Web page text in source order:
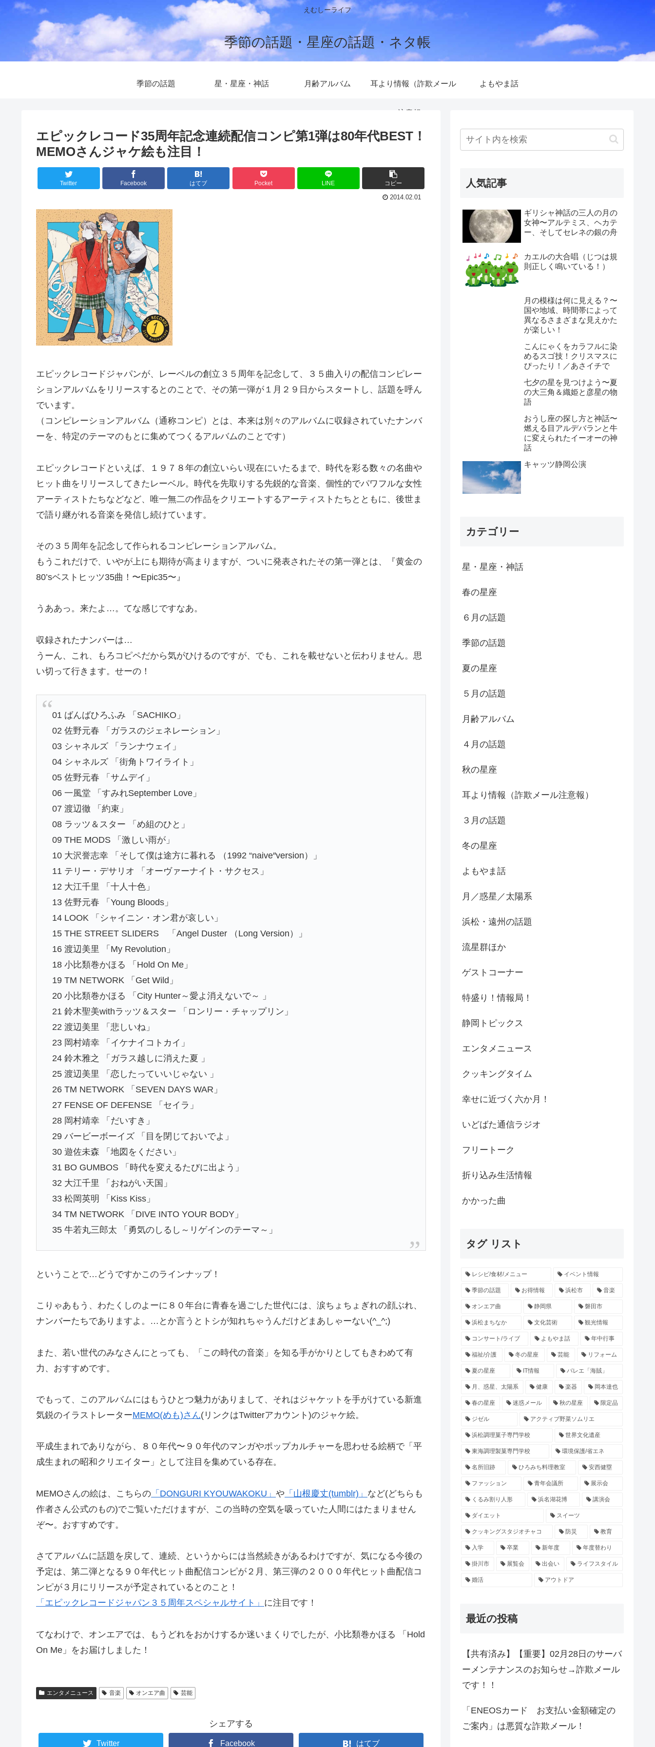
えむしーライフ
季節の話題・星座の話題・ネタ帳
季節の話題 星・星座・神話 月齢アルバム 耳より情報（詐欺メール
注意報）
よもやま話
エピックレコード35周年記念連続配信コンピ第1弾は80年代BEST！
MEMOさんジャケ絵も注目！
Twitter Facebook はてブ Pocket LINE コピー
2014.02.01
エピックレコードジャパンが、レーベルの創立３５周年を記念して、３５曲入りの配信コンピレー
ションアルバムをリリースするとのことで、その第一弾が１月２９日からスタートし、話題を呼ん
でいます。
（コンピレーションアルバム（通称コンピ）とは、本来は別々のアルバムに収録されていたナンバ
ーを、特定のテーマのもとに集めてつくるアルバムのことです）
エピックレコードといえば、１９７８年の創立いらい現在にいたるまで、時代を彩る数々の名曲や
ヒット曲をリリースしてきたレーベル。時代を先取りする先鋭的な音楽、個性的でパワフルな女性
アーティストたちなどなど、唯一無二の作品をクリエートするアーティストたちとともに、後世ま
で語り継がれる音楽を発信し続けています。
その３５周年を記念して作られるコンピレーションアルバム。
もうこれだけで、いやが上にも期待が高まりますが、ついに発表されたその第一弾とは、
『黄金の
80’sベストヒッツ35曲！〜Epic35〜』
うああっ。来たよ…。てな感じですなあ。
収録されたナンバーは…
うーん、これ、もろコピペだから気がひけるのですが、でも、これを載せないと伝わりません。思
い切って行きます。せーの！
01 ばんばひろふみ 「SACHIKO」
02 佐野元春 「ガラスのジェネレーション」
03 シャネルズ 「ランナウェイ」
04 シャネルズ 「街角トワイライト」
05 佐野元春 「サムデイ」
06 一風堂 「すみれSeptember Love」
07 渡辺徹 「約束」
08 ラッツ＆スター 「め組のひと」
09 THE MODS 「激しい雨が」
10 大沢誉志幸 「そして僕は途方に暮れる （1992 “naive″version）」
11 テリー・デサリオ 「オーヴァーナイト・サクセス」
12 大江千里 「十人十色」
13 佐野元春 「Young Bloods」
14 LOOK 「シャイニン・オン君が哀しい」
15 THE STREET SLIDERS 「Angel Duster （Long Version）」
16 渡辺美里 「My Revolution」
18 小比類巻かほる 「Hold On Me」
19 TM NETWORK 「Get Wild」
20 小比類巻かほる 「City Hunter～愛よ消えないで～ 」
21 鈴木聖美withラッツ＆スター 「ロンリー・チャップリン」
22 渡辺美里 「悲しいね」
23 岡村靖幸 「イケナイコトカイ」
24 鈴木雅之 「ガラス越しに消えた夏 」
25 渡辺美里 「恋したっていいじゃない 」
26 TM NETWORK 「SEVEN DAYS WAR」
27 FENSE OF DEFENSE 「セイラ」
28 岡村靖幸 「だいすき」
29 バービーボーイズ 「目を閉じておいでよ」
30 遊佐未森 「地図をください」
31 BO GUMBOS 「時代を変えるたびに出よう」
32 大江千里 「おねがい天国」
33 松岡英明 「Kiss Kiss」
34 TM NETWORK 「DIVE INTO YOUR BODY」
35 牛若丸三郎太 「勇気のしるし～リゲインのテーマ～」
ということで…どうですかこのラインナップ！
こりゃあもう、わたくしのよーに８０年台に青春を過ごした世代には、涙ちょちょぎれの顔ぶれ、
ナンバーたちでありますよ。…とか言うとトシが知れちゃうんだけどまあしゃーない(^_^;)
また、若い世代のみなさんにとっても、「この時代の音楽」を知る手がかりとしてもきわめて有
力、おすすめです。
でもって、このアルバムにはもうひとつ魅力がありまして、それはジャケットを手がけている新進
気鋭のイラストレーターMEMO(めも)さん(リンクはTwitterアカウント)のジャケ絵。
平成生まれでありながら、８０年代〜９０年代のマンガやポップカルチャーを思わせる絵柄で「平
成生まれの昭和クリエイター」として注目を集めている存在。
MEMOさんの絵は、こちらの 「DONGURI KYOUWAKOKU」 や 「山根慶丈(tumblr)」 など(どちらも
作者さん公式のもの)でご覧いただけますが、この当時の空気を吸っていた人間にはたまりません
ぞ〜。おすすめです。
さてアルバムに話題を戻して、連続、というからには当然続きがあるわけですが、気になる今後の
予定は、第二弾となる９０年代ヒット曲配信コンピが２月、第三弾の２０００年代ヒット曲配信コ
ンピが３月にリリースが予定されているとのこと！
「エピックレコードジャパン３５周年スペシャルサイト」 に注目です！
てなわけで、オンエアでは、もうどれをおかけするか迷いまくりでしたが、小比類巻かほる 「Hold
On Me」をお届けしました！
エンタメニュース 音楽 オンエア曲 芸能
シェアする
Twitter Facebook はてブ
人気記事
ギリシャ神話の三人の月の
女神〜アルテミス、ヘカテ
ー、そしてセレネの銀の舟
カエルの大合唱（じつは規
則正しく鳴いている！）
月の模様は何に見える？〜
国や地域、時間帯によって
異なるさまざまな見えかた
が楽しい！
こんにゃくをカラフルに染
めるスゴ技！クリスマスに
ぴったり！／あさイチで
七夕の星を見つけよう〜夏
の大三角＆織姫と彦星の物
語
おうし座の探し方と神話〜
燃える目アルデバランと牛
に変えられたイーオーの神
話
キャッツ静岡公演
カテゴリー
星・星座・神話
春の星座
６月の話題
季節の話題
夏の星座
５月の話題
月齢アルバム
４月の話題
秋の星座
耳より情報（詐欺メール注意報）
３月の話題
冬の星座
よもやま話
月／惑星／太陽系
浜松・遠州の話題
流星群ほか
ゲストコーナー
特盛り！情報局！
静岡トピックス
エンタメニュース
クッキングタイム
幸せに近づく六か月！
いどばた通信ラジオ
フリートーク
折り込み生活情報
かかった曲
タグ リスト
レシピ/食材/メニュー イベント情報
季節の話題 お得情報 浜松市 音楽
オンエア曲 静岡県 磐田市
浜松まちなか 文化芸術 観光情報
コンサート/ライブ よもやま話 年中行事
福祉/介護 冬の星座 芸能 リフォーム
夏の星座 IT情報 バレエ「海賊」
月、惑星、太陽系 健康 楽器 岡本達也
春の星座 迷惑メール 秋の星座 限定品
ジゼル アクティブ野菜ソムリエ
浜松調理菓子専門学校 世界文化遺産
東海調理製菓専門学校 環境保護/省エネ
名所旧跡 ひろみち料理教室 安西健塁
ファッション 青年会議所 展示会
くるみ割り人形 浜名湖花博 講演会
ダイエット スイーツ
クッキングスタジオチャコ 防災 教育
入学 卒業 新年度 年度替わり
掛川市 展覧会 出会い ライフスタイル
婚活 アウトドア
最近の投稿
【共有済み】【重要】02月28日のサーバ
ーメンテナンスのお知らせ→詐欺メール
です！！
「ENEOSカード お支払い金額確定の
ご案内」は悪質な詐欺メール！